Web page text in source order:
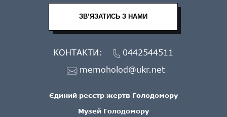
Єдиний реєстр жертв Голодомору
Музей Голодомору
ЗВ’ЯЗАТИСЬ З НАМИ
КОНТАКТИ:
0442544511
memoholod@ukr.net